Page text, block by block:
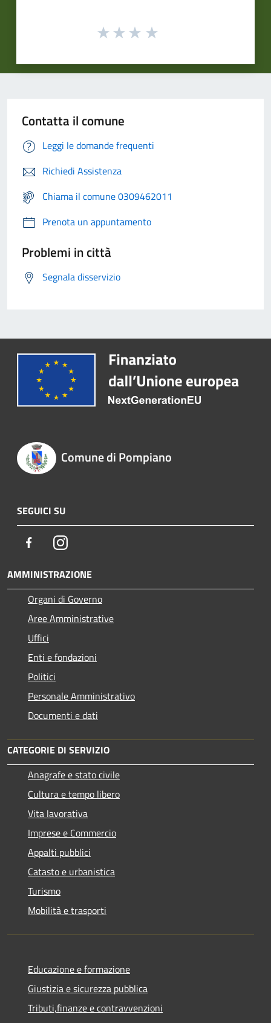
Contatta il comune
Leggi le domande frequenti
Richiedi Assistenza
Chiama il comune 0309462011
Prenota un appuntamento
Problemi in città
Segnala disservizio
Comune di Pompiano
SEGUICI SU
FacebookInstagram
AMMINISTRAZIONE
Organi di Governo
Aree Amministrative
Uffici
Enti e fondazioni
Politici
Personale Amministrativo
Documenti e dati
CATEGORIE DI SERVIZIO
Anagrafe e stato civile
Cultura e tempo libero
Vita lavorativa
Imprese e Commercio
Appalti pubblici
Catasto e urbanistica
Turismo
Mobilità e trasporti
Educazione e formazione
Giustizia e sicurezza pubblica
Tributi,finanze e contravvenzioni